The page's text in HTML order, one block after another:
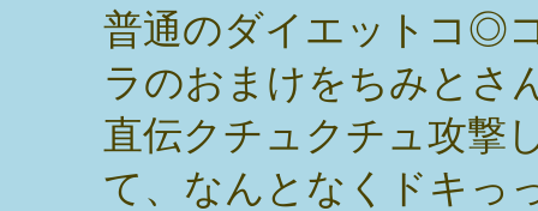
普通のダイエットコ◎
ラのおまけをちみとさ
直伝クチュクチュ攻撃
て、なんとなくドキっ